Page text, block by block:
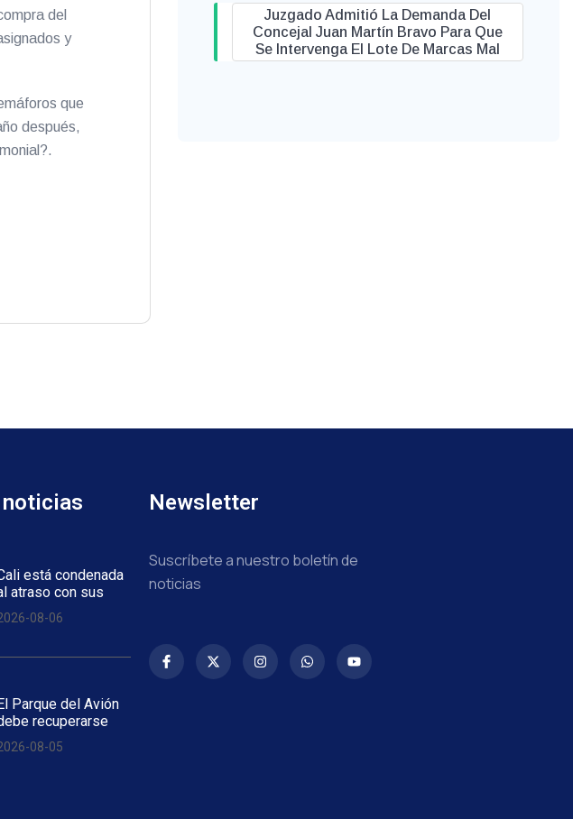
del
y
que
después,
Juzgado Admitió La Demanda Del
Concejal Juan Martín Bravo Para Que
Se Intervenga El Lote De Marcas Mal
está condenada
atraso con sus
08-06
Parque del Avión
recuperarse
08-05
Newsletter
Suscríbete a nuestro boletín de
noticias